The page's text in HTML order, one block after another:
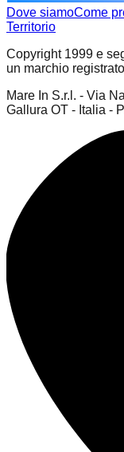
Dove siamoCome
Territorio
Copyright 1999 e
un marchio registrato
Mare In S.r.l. - Via
Gallura OT - Italia -